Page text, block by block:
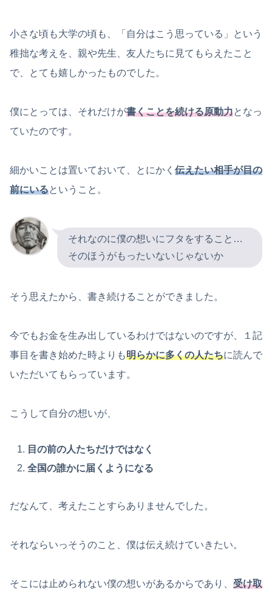
小さな頃も大学の頃も、「自分はこう思っている」という
稚拙な考えを、親や先生、友人たちに見てもらえたこと
で、とても嬉しかったものでした。
僕にとっては、それだけが書くことを続ける原動力となっ
ていたのです。
細かいことは置いておいて、とにかく 伝えたい相手が目の
前にいるということ。
それなのに僕の想いにフタをすること…
そのほうがもったいないじゃないか
そう思えたから、書き続けることができました。
今でもお金を生み出しているわけではないのですが、１記
事目を書き始めた時よりも明らかに多くの人たちに読んで
いただいてもらっています。
こうして自分の想いが、
目の前の人たちだけではなく
全国の誰かに届くようになる
だなんて、考えたことすらありませんでした。
それならいっそうのこと、僕は伝え続けていきたい。
そこには止められない僕の想いがあるからであり、 受け取